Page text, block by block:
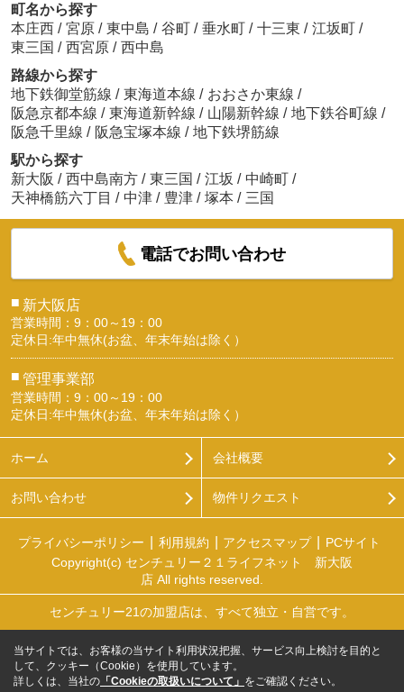
町名から探す
本庄西 / 宮原 / 東中島 / 谷町 / 垂水町 / 十三東 / 江坂町 /
東三国 / 西宮原 / 西中島
路線から探す
地下鉄御堂筋線 / 東海道本線 / おおさか東線 /
阪急京都本線 / 東海道新幹線 / 山陽新幹線 / 地下鉄谷町線 /
阪急千里線 / 阪急宝塚本線 / 地下鉄堺筋線
駅から探す
新大阪 / 西中島南方 / 東三国 / 江坂 / 中崎町 /
天神橋筋六丁目 / 中津 / 豊津 / 塚本 / 三国
電話でお問い合わせ
■ 新大阪店
営業時間：9：00～19：00
定休日:年中無休(お盆、年末年始は除く）
■ 管理事業部
営業時間：9：00～19：00
定休日:年中無休(お盆、年末年始は除く）
ホーム 会社概要
お問い合わせ 物件リクエスト
プライバシーポリシー 利用規約 アクセスマップ
PCサイト
Copyright(c) センチュリー２１ライフネット 新大阪
店 All rights reserved.
センチュリー21の加盟店は、すべて独立・自営です。
当サイトでは、お客様の当サイト利用状況把握、サービス向上検討を目的と
して、クッキー（Cookie）を使用しています。
詳しくは、当社の 「Cookieの取扱いについて」 をご確認ください。